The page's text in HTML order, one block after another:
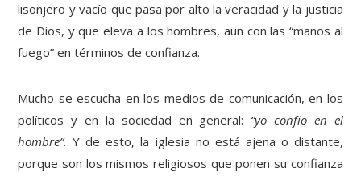
lisonjero y vacío que pasa por alto la veracidad y la justicia
de Dios, y que eleva a los hombres, aun con las “manos al
fuego” en términos de confianza.
Mucho se escucha en los medios de comunicación, en los
políticos y en la sociedad en general: “yo confío en el
hombre”. Y de esto, la iglesia no está ajena o distante,
porque son los mismos religiosos que ponen su confianza